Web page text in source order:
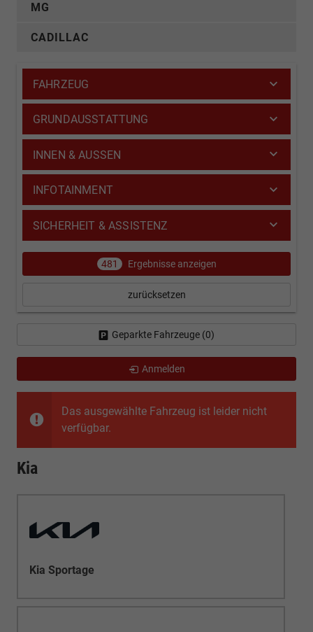
Das ausgewählte Fahrzeug ist leider nicht
verfügbar.
Kia
Kia Sportage
MG
CADILLAC
FAHRZEUG
GRUNDAUSSTATTUNG
INNEN & AUSSEN
INFOTAINMENT
SICHERHEIT & ASSISTENZ
481 Ergebnisse anzeigen
zurücksetzen
Geparkte Fahrzeuge (0)
Anmelden